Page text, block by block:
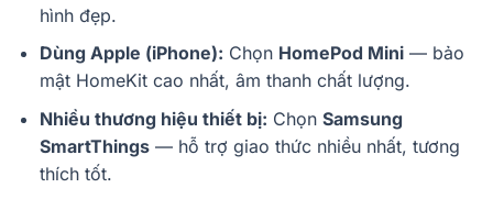
hình đẹp.
Dùng Apple (iPhone): Chọn HomePod Mini— bảo
mật HomeKit cao nhất, âm thanh chất lượng.
Nhiều thương hiệu thiết bị: Chọn Samsung
SmartThings— hỗ trợ giao thức nhiều nhất, tương
thích tốt.